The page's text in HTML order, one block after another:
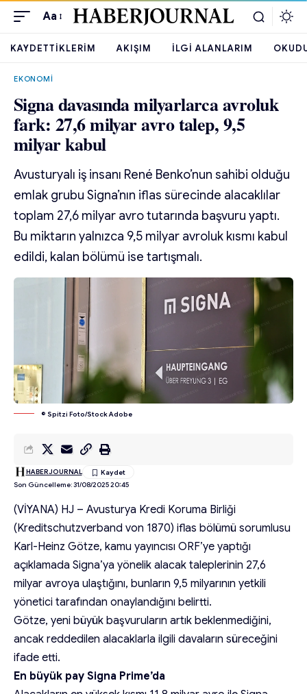
Aa
KAYDETTIKLERIM AKIŞIM İLGI ALANLARIM
EKONOMI
Signa davasında milyarlarca avroluk
fark: 27,6 milyar avro talep, 9,5
milyar kabul
Avusturyalı iş insanı René Benko’nun sahibi olduğu
emlak grubu Signa’nın iflas sürecinde alacaklılar
toplam 27,6 milyar avro tutarında başvuru yaptı.
Bu miktarın yalnızca 9,5 milyar avroluk kısmı kabul
edildi, kalan bölümü ise tartışmalı.
© Spitzi Foto/Stock Adobe
Son Güncelleme: 31/08/2025 20:45
HABERJOURNAL
(VİYANA) HJ – Avusturya Kredi Koruma Birliği
(Kreditschutzverband von 1870) iflas bölümü sorumlusu
Karl-Heinz Götze, kamu yayıncısı ORF’ye yaptığı
açıklamada Signa’ya yönelik alacak taleplerinin 27,6
milyar avroya ulaştığını, bunların 9,5 milyarının yetkili
yönetici tarafından onaylandığını belirtti.
Götze, yeni büyük başvuruların artık beklenmediğini,
ancak reddedilen alacaklarla ilgili davaların süreceğini
ifade etti.
En büyük pay Signa Prime’da